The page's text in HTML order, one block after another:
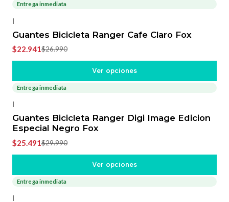
Entrega inmediata
|
Guantes Bicicleta Ranger Cafe Claro Fox
$22.941$26.990
Ver opciones
-15%
Entrega inmediata
|
Guantes Bicicleta Ranger Digi Image Edicion
Especial Negro Fox
$25.491$29.990
Ver opciones
Entrega inmediata
|